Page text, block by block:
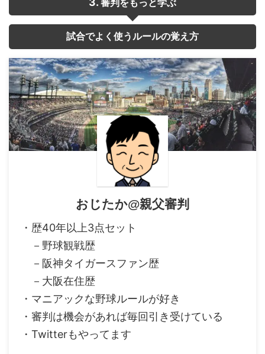
審判をもっと学ぶ
試合でよく使うルールの覚え方
おじたか@親父審判
・歴40年以上3点セット
－野球観戦歴
－阪神タイガースファン歴
－大阪在住歴
・マニアックな野球ルールが好き
・審判は機会があれば毎回引き受けている
・Twitterもやってます